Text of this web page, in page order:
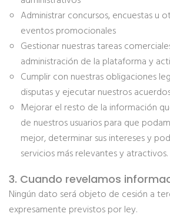
Administrar concursos, encuestas u
eventos promocionales
Gestionar nuestras tareas
administración de la plataforma y
Cumplir con nuestras obligaciones
disputas y ejecutar nuestros
Mejorar el resto de la información
de nuestros usuarios para que
mejor, determinar sus intereses y
servicios más relevantes y atractivos.
3. Cuando revelamos
Ningún dato será objeto de cesión a
expresamente previstos por ley.